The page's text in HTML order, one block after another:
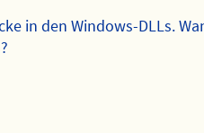
in den Windows-DLLs.